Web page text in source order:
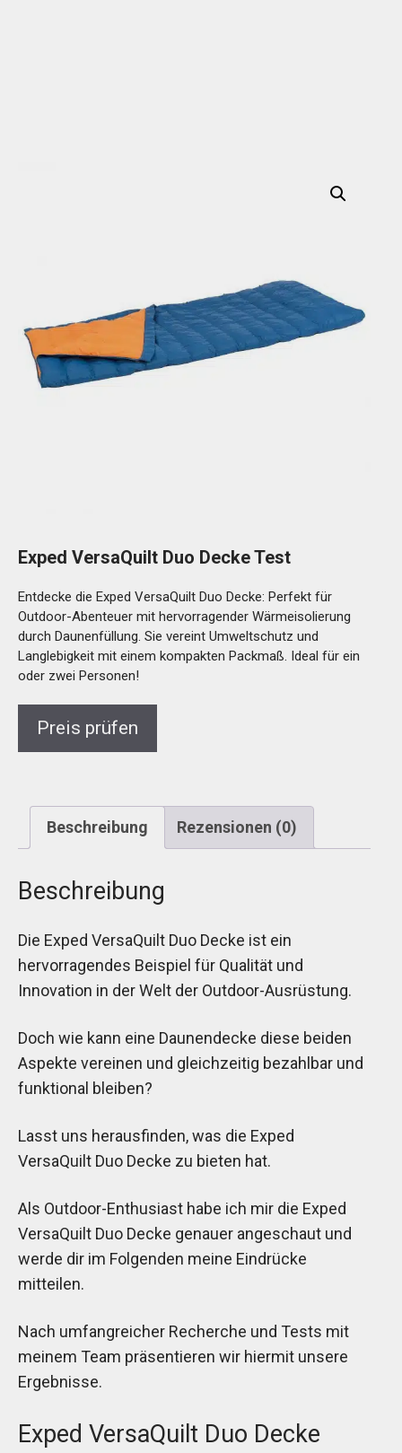
Exped VersaQuilt Duo Decke Test
Entdecke die Exped VersaQuilt Duo Decke: Perfekt für
Outdoor-Abenteuer mit hervorragender Wärmeisolierung
durch Daunenfüllung. Sie vereint Umweltschutz und
Langlebigkeit mit einem kompakten Packmaß. Ideal für ein
oder zwei Personen!
Preis prüfen
Beschreibung Rezensionen (0)
Beschreibung
Die Exped VersaQuilt Duo Decke ist ein
hervorragendes Beispiel für Qualität und
Innovation in der Welt der Outdoor-Ausrüstung.
Doch wie kann eine Daunendecke diese beiden
Aspekte vereinen und gleichzeitig bezahlbar und
funktional bleiben?
Lasst uns herausfinden, was die Exped
VersaQuilt Duo Decke zu bieten hat.
Als Outdoor-Enthusiast habe ich mir die Exped
VersaQuilt Duo Decke genauer angeschaut und
werde dir im Folgenden meine Eindrücke
mitteilen.
Nach umfangreicher Recherche und Tests mit
meinem Team präsentieren wir hiermit unsere
Ergebnisse.
Exped VersaQuilt Duo Decke